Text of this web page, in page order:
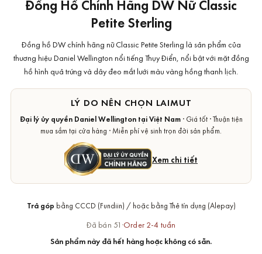
Đồng Hồ Chính Hãng DW Nữ Classic
Petite Sterling
Đồng hồ DW chính hãng nữ Classic Petite Sterling là sản phẩm của
thương hiệu Daniel Wellington nổi tiếng Thụy Điển, nổi bật với mặt đồng
hồ hình quả trứng và dây đeo mắt lưới màu vàng hồng thanh lịch.
LÝ DO NÊN CHỌN LAIMUT
Đại lý ủy quyền Daniel Wellington tại Việt Nam· Giá tốt · Thuận tiện
mua sắm tại cửa hàng · Miễn phí vệ sinh trọn đời sản phẩm.
Xem chi tiết
Trả góp bằng CCCD (Fundiin) / hoặc bằng Thẻ tín dụng (Alepay)
Đã bán 51 ·Order 2-4 tuần
Sản phẩm này đã hết hàng hoặc không có sẵn.